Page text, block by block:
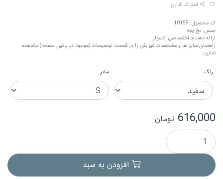
اشتراک گذاری
کد محصول: 10155
جنس: نخ-پنبه
ارائه دهنده: اختصاصی اِکسولز
راهنمای سایز ها و مشخصات فیزیکی را در قسمت توضیحات (موجود در پائین صفحه) مشاهده
نمایید.
رنگ سایز
616,000 تومان
افزودن به سبد